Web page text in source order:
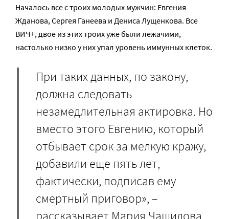
Началось все с троих молодых мужчин: Евгения
Жданова, Сергея Ганеева и Дениса Лущенкова. Все
ВИЧ+, двое из этих троих уже были лежачими,
настолько низко у них упал уровень иммунных клеток.
При таких данных, по закону,
должна следовать
незамедлительная актировка. Но
вместо этого Евгению, который
отбывает срок за мелкую кражу,
добавили еще пять лет,
фактически, подписав ему
смертный приговор», –
рассказывает Мария Чащилова.